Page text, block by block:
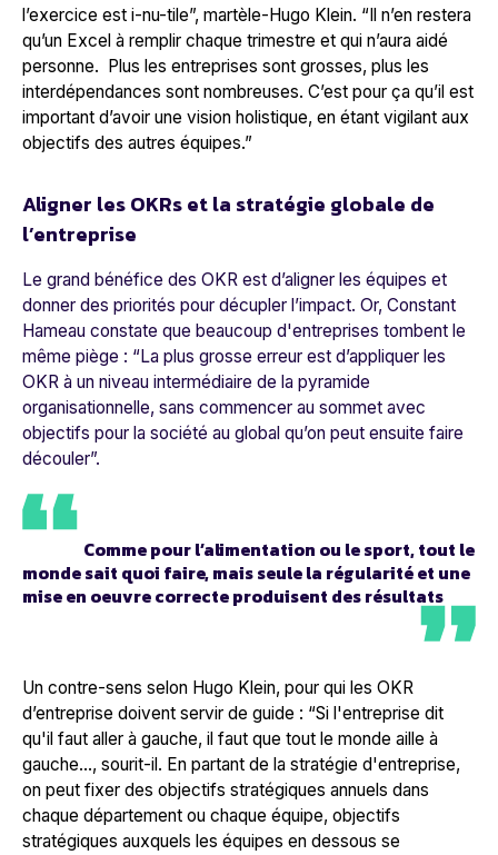
l’exercice est i-nu-tile”, martèle-Hugo Klein. “ Il n’en restera
qu’un Excel à remplir chaque trimestre et qui n’aura aidé
personne. Plus les entreprises sont grosses, plus les
interdépendances sont nombreuses. C’est pour ça qu’il est
important d’avoir une vision holistique, en étant vigilant aux
objectifs des autres équipes.”
Aligner les OKRs et la stratégie globale de
l’entreprise
Le grand bénéfice des OKR est d’aligner les équipes et
donner des priorités pour décupler l’impact. Or, Constant
Hameau constate que beaucoup d'entreprises tombent le
même piège : “La plus grosse erreur est d’appliquer les
OKR à un niveau intermédiaire de la pyramide
organisationnelle, sans commencer au sommet avec
objectifs pour la société au global qu’on peut ensuite faire
découler”.
Comme pour l’alimentation ou le sport, tout le
monde sait quoi faire, mais seule la régularité et une
mise en oeuvre correcte produisent des résultats
Un contre-sens selon Hugo Klein, pour qui les OKR
d’entreprise doivent servir de guide : “Si l'entreprise dit
qu'il faut aller à gauche, il faut que tout le monde aille à
gauche…, sourit-il. En partant de la stratégie d'entreprise,
on peut fixer des objectifs stratégiques annuels dans
chaque département ou chaque équipe, objectifs
stratégiques auxquels les équipes en dessous se